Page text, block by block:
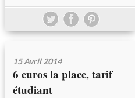
15 Avril 2014
6 euros la place, tarif
étudiant